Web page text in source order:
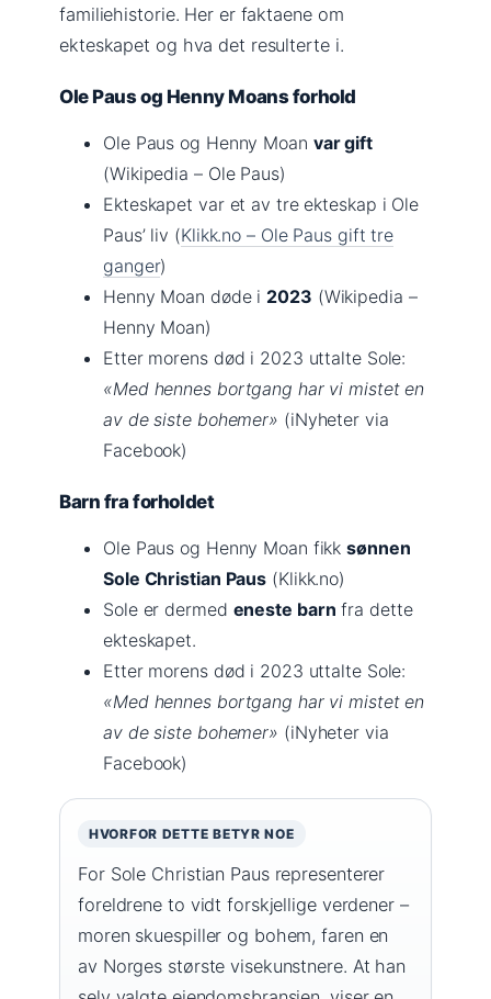
familiehistorie. Her er faktaene om
ekteskapet og hva det resulterte i.
Ole Paus og Henny Moans forhold
Ole Paus og Henny Moan var gift
(Wikipedia – Ole Paus)
Ekteskapet var et av tre ekteskap i Ole
Paus’ liv (Klikk.no – Ole Paus gift tre
ganger)
Henny Moan døde i 2023 (Wikipedia –
Henny Moan)
Etter morens død i 2023 uttalte Sole:
«Med hennes bortgang har vi mistet en
av de siste bohemer» (iNyheter via
Facebook)
Barn fra forholdet
Ole Paus og Henny Moan fikksønnen
Sole Christian Paus (Klikk.no)
Sole er dermed eneste barn fra dette
ekteskapet.
Etter morens død i 2023 uttalte Sole:
«Med hennes bortgang har vi mistet en
av de siste bohemer» (iNyheter via
Facebook)
HVORFOR DETTE BETYR NOE
For Sole Christian Paus representerer
foreldrene to vidt forskjellige verdener –
moren skuespiller og bohem, faren en
av Norges største visekunstnere. At han